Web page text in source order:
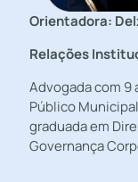
Orientadora:
Relações
Advogada com 9
Público
graduada em
Governança